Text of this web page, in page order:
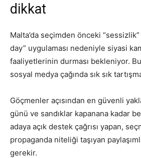
dikkat
Malta’da seçimden önceki
day” uygulaması nedeniyle siyasi
faaliyetlerinin durması bekleniyor.
sosyal medya çağında sık sık
Göçmenler açısından en güvenli
günü ve sandıklar kapanana kadar
adaya açık destek çağrısı yapan,
propaganda niteliği taşıyan
gerekir.